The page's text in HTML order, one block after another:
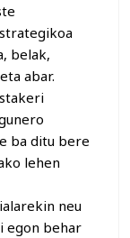
belak,
abar.
ba ditu bere
lehen
neu
egon behar